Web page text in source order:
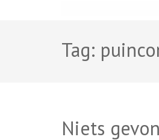
Tag:
Niets